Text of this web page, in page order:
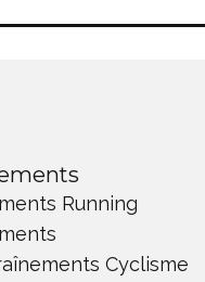
Running
Cyclisme